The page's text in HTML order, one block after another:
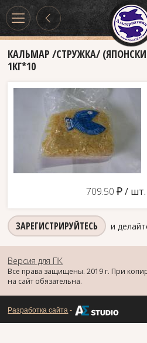
КАЛЬМАР /СТРУЖКА/
1КГ*10
709.50 д/ шт.
ЗАРЕГИСТРИРУЙТЕСЬ и
Версия для ПК
Все права защищены. 2019 г. При
на сайт обязательна.
Разработка сайта -